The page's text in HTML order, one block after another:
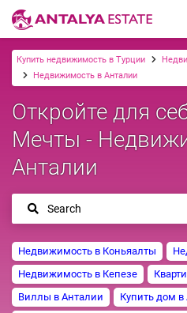
Купить недвижимость в Турции
Недвижимость в Анталии
Откройте для
Мечты -
Анталии
Search
Недвижимость в Коньяалты
Недвижимость в Кепезе
Виллы в Анталии
Купить дом в